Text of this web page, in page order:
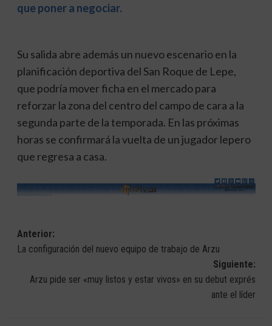
que poner a negociar.
Su salida abre además un nuevo escenario en la
planificación deportiva del San Roque de Lepe,
que podría mover ficha en el mercado para
reforzar la zona del centro del campo de cara a la
segunda parte de la temporada. En las próximas
horas se confirmará la vuelta de un jugador lepero
que regresa a casa.
Navegación
de
entradas
Anterior:
La configuración del nuevo equipo de trabajo de Arzu
Siguiente:
Arzu pide ser «muy listos y estar vivos» en su debut exprés
ante el líder